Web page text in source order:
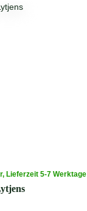
Lieferzeit 5-7 Werktage